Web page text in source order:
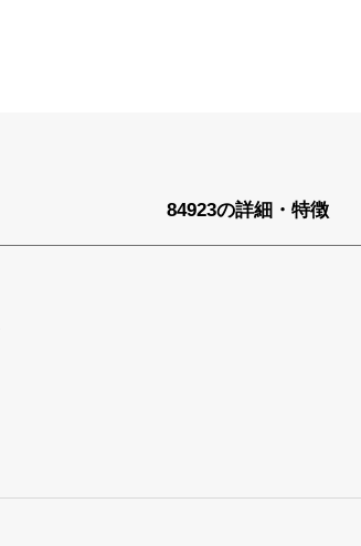
84923の詳細・特徴